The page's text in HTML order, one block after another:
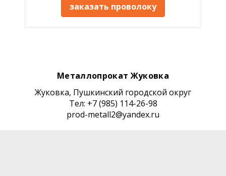
заказать проволоку
Металлопрокат Жуковка
Жуковка, Пушкинский городской округ
Тел: +7 (985) 114-26-98
prod-metall2@yandex.ru